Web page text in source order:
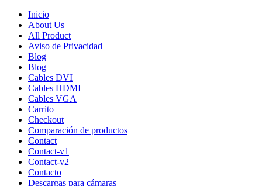
Inicio
About Us
All Product
Aviso de Privacidad
Blog
Blog
Cables DVI
Cables HDMI
Cables VGA
Carrito
Checkout
Comparación de productos
Contact
Contact-v1
Contact-v2
Contacto
Descargas para cámaras